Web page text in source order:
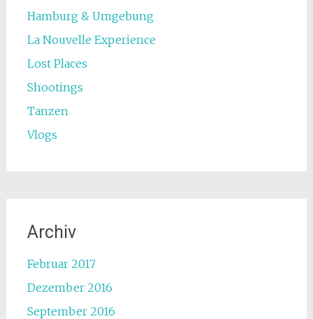
Hamburg & Umgebung
La Nouvelle Experience
Lost Places
Shootings
Tanzen
Vlogs
Archiv
Februar 2017
Dezember 2016
September 2016